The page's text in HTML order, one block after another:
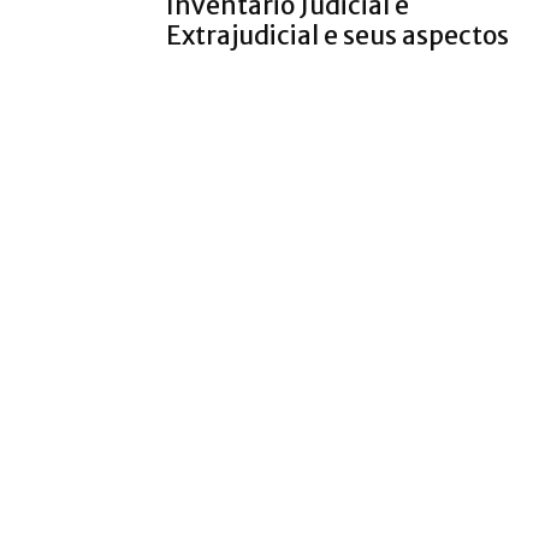
Extrajudicial e seus aspectos